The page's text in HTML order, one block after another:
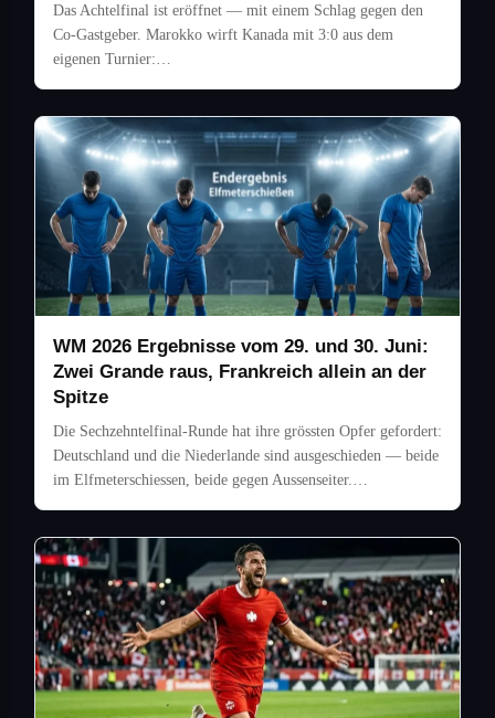
Das Achtelfinal ist eröffnet — mit einem Schlag gegen den
Co-Gastgeber. Marokko wirft Kanada mit 3:0 aus dem
eigenen Turnier:…
WM 2026 Ergebnisse vom 29. und 30. Juni:
Zwei Grande raus, Frankreich allein an der
Spitze
Die Sechzehntelfinal-Runde hat ihre grössten Opfer gefordert:
Deutschland und die Niederlande sind ausgeschieden — beide
im Elfmeterschiessen, beide gegen Aussenseiter.…